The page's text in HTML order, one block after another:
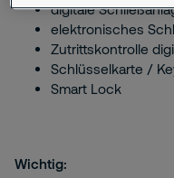
digitale
elektronisches
Zutrittskontrolle
Schlüsselkarte /
Smart Lock
Wichtig: